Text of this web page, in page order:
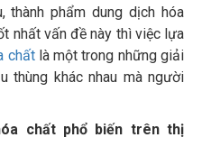
thành phẩm dung dịch hóa
nhất vấn đề này thì việc lựa
chấtlà một trong những giải
thùng khác nhau mà người
chất phổ biến trên thị